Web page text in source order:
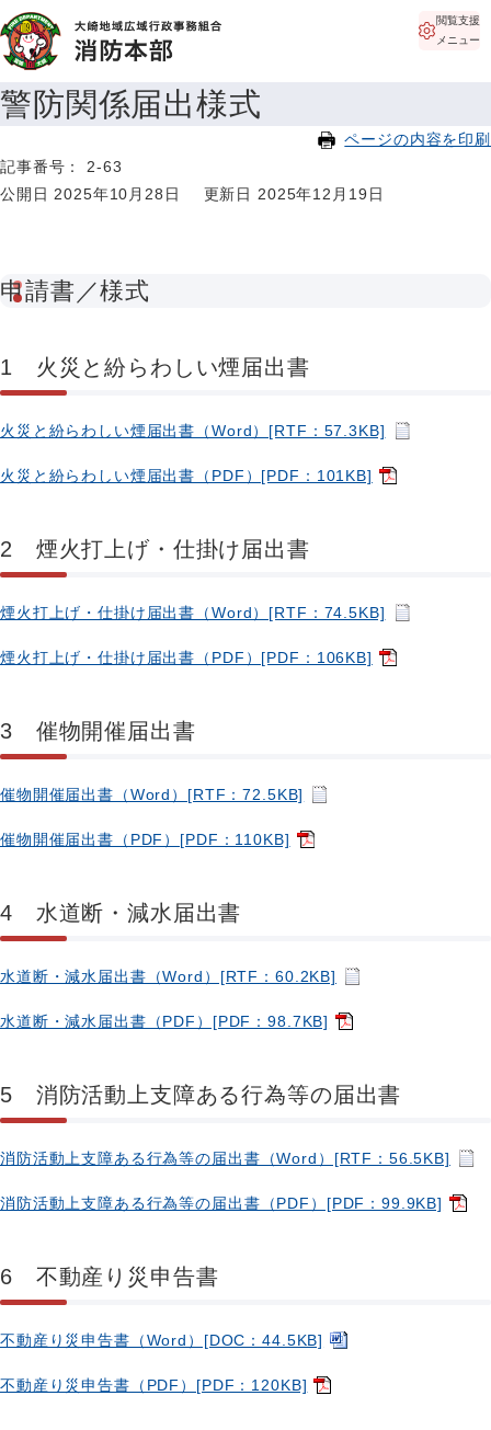
閲覧支援
メニュー
警防関係届出様式
ページの内容を印刷
記事番号： 2-63
公開日 2025年10月28日
更新日 2025年12月19日
申請書／様式
1 火災と紛らわしい煙届出書
火災と紛らわしい煙届出書（Word）[RTF：57.3KB]
火災と紛らわしい煙届出書（PDF）[PDF：101KB]
2 煙火打上げ・仕掛け届出書
煙火打上げ・仕掛け届出書（Word）[RTF：74.5KB]
煙火打上げ・仕掛け届出書（PDF）[PDF：106KB]
3 催物開催届出書
催物開催届出書（Word）[RTF：72.5KB]
催物開催届出書（PDF）[PDF：110KB]
4 水道断・減水届出書
水道断・減水届出書（Word）[RTF：60.2KB]
水道断・減水届出書（PDF）[PDF：98.7KB]
5 消防活動上支障ある行為等の届出書
消防活動上支障ある行為等の届出書（Word）[RTF：56.5KB]
消防活動上支障ある行為等の届出書（PDF）[PDF：99.9KB]
6 不動産り災申告書
不動産り災申告書（Word）[DOC：44.5KB]
不動産り災申告書（PDF）[PDF：120KB]